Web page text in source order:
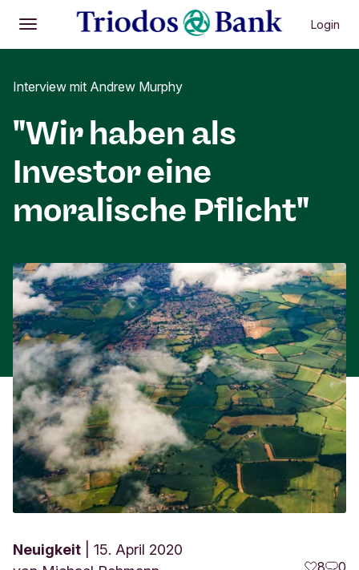
Öffnen
Hauptmenü Login
Interview mit Andrew Murphy
"Wir haben als
Investor eine
moralische Pflicht"
Neuigkeit
15. April 2020
8 0